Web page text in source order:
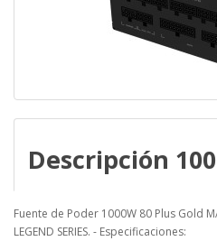
Descripción
Fuente de Poder 1000W 80 Plus Gold
LEGEND SERIES. - Especificaciones: